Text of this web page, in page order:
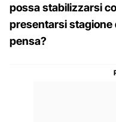
possa stabilizzarsi
presentarsi stagione
pensa?